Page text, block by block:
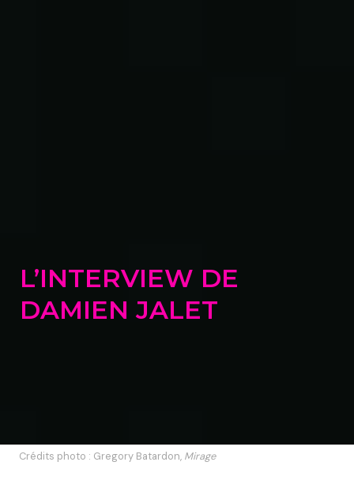
L’INTERVIEW DE
DAMIEN JALET
Crédits photo : Gregory Batardon, Mirage